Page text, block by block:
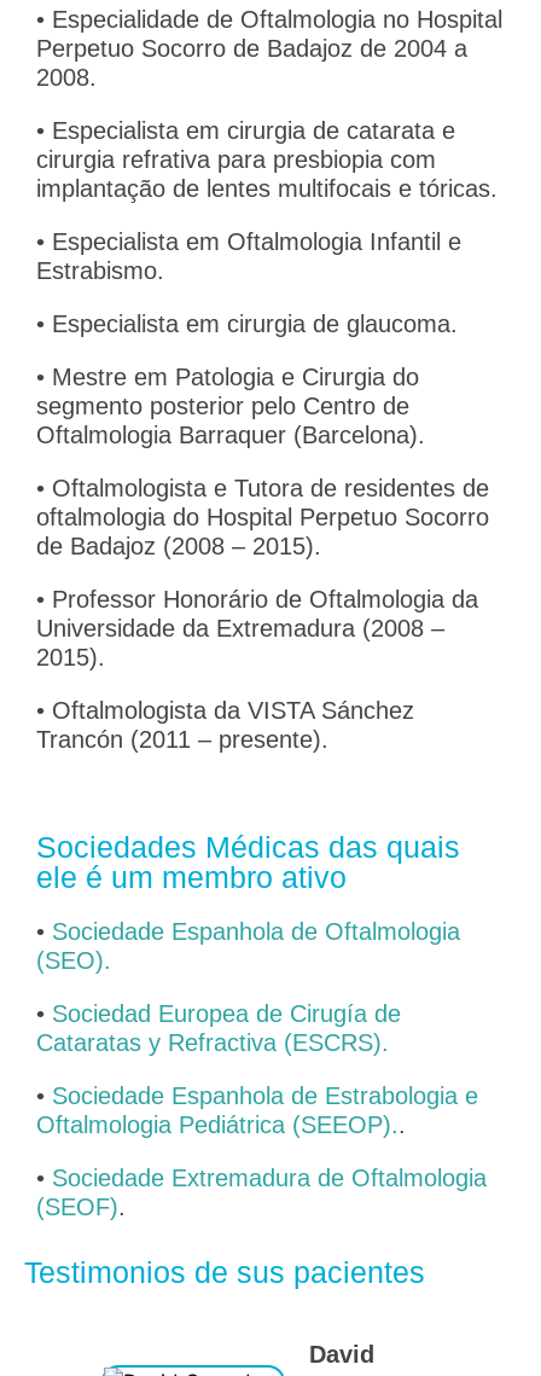
• Especialidade de Oftalmologia no Hospital
Perpetuo Socorro de Badajoz de 2004 a
2008.
• Especialista em cirurgia de catarata e
cirurgia refrativa para presbiopia com
implantação de lentes multifocais e tóricas.
• Especialista em Oftalmologia Infantil e
Estrabismo.
• Especialista em cirurgia de glaucoma.
• Mestre em Patologia e Cirurgia do
segmento posterior pelo Centro de
Oftalmologia Barraquer (Barcelona).
• Oftalmologista e Tutora de residentes de
oftalmologia do Hospital Perpetuo Socorro
de Badajoz (2008 – 2015).
• Professor Honorário de Oftalmologia da
Universidade da Extremadura (2008 –
2015).
• Oftalmologista da VISTA Sánchez
Trancón (2011 – presente).
Sociedades Médicas das quais
ele é um membro ativo
• Sociedade Espanhola de Oftalmologia
(SEO).
• Sociedad Europea de Cirugía de
Cataratas y Refractiva (ESCRS).
• Sociedade Espanhola de Estrabologia e
Oftalmologia Pediátrica (SEEOP)..
• Sociedade Extremadura de Oftalmologia
(SEOF).
Testimonios de sus pacientes
David